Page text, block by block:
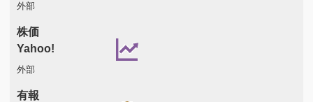
外部
株価
Yahoo!
外部
有報